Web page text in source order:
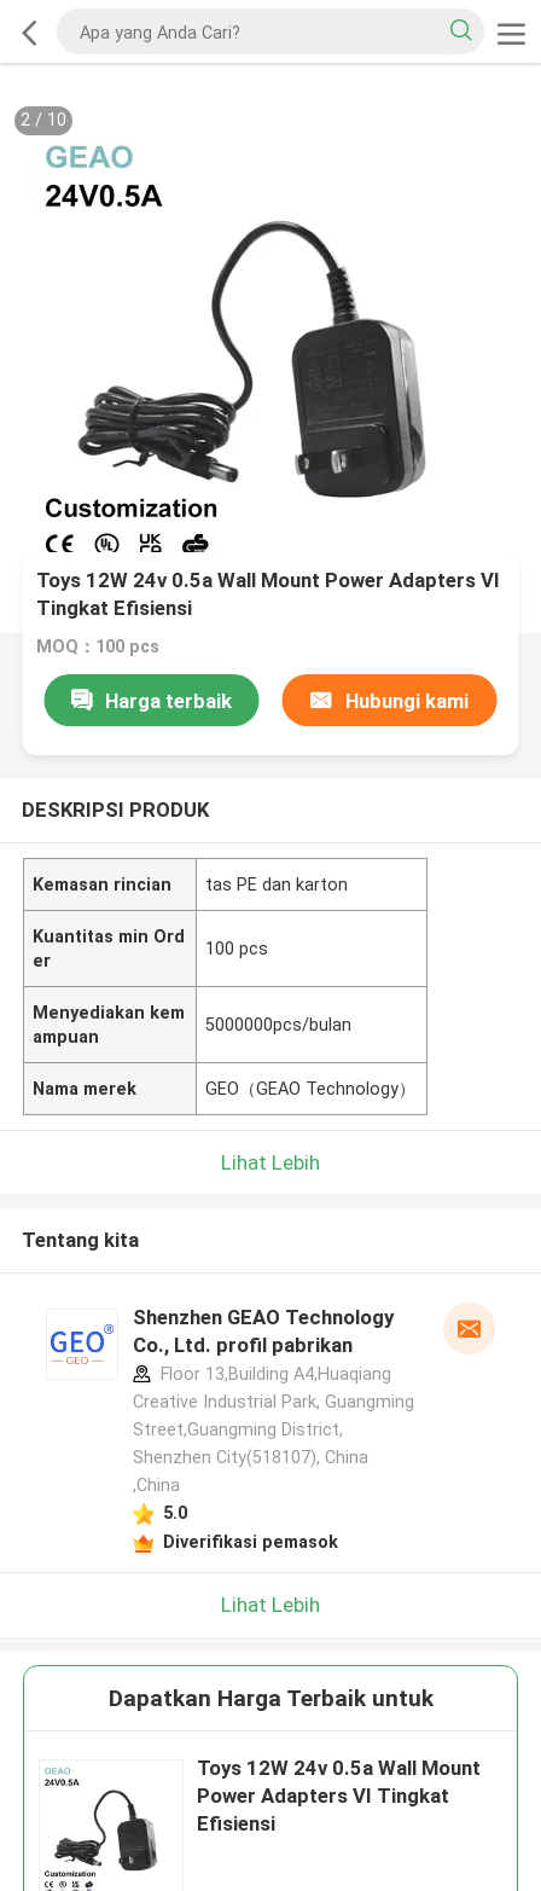
2/ 10
Toys 12W 24v 0.5a Wall Mount Power Adapters VI
Tingkat Efisiensi
MOQ：100 pcs
Harga terbaik Hubungi kami
DESKRIPSI PRODUK
Kemasan rincian tas PE dan karton
Kuantitas min Ord
er
100 pcs
Menyediakan kem
ampuan
5000000pcs/bulan
Nama merek GEO（GEAO Technology）
Lihat Lebih
Tentang kita
Shenzhen GEAO Technology
Co., Ltd. profil pabrikan
Floor 13,Building A4,Huaqiang
Creative Industrial Park, Guangming
Street,Guangming District,
Shenzhen City(518107), China
,China
5.0
Diverifikasi pemasok
Lihat Lebih
Dapatkan Harga Terbaik untuk
Toys 12W 24v 0.5a Wall Mount
Power Adapters VI Tingkat
Efisiensi